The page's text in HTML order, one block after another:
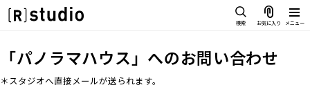
検索 お気に入り メニュー
スタジオを探す
雰囲気で探したい
SCENE
「パノラマハウス」へのお問い合わせ
＊スタジオへ直接メールが送られます。